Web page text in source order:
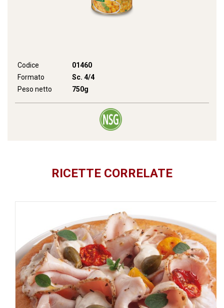
Codice
01460
Formato
Sc. 4/4
Peso netto
750g
RICETTE CORRELATE